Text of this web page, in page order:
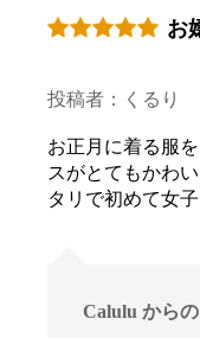
お
投稿者：くるり
お正月に着る服
スがとてもかわ
タリで初めて女
Calulu から